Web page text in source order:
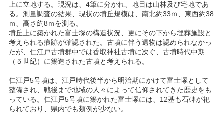
上に立地する。現況は、4筆に分かれ、地目は山林及び宅地であ
る。測量調査の結果、現状の墳丘規模は、南北約33ｍ、東西約38
ｍ、高さ約8ｍを測る。
墳丘上に築かれた富士塚の構造状況、更にその下から埋葬施設と
考えられる痕跡が確認された。古墳に伴う遺物は認められなかっ
たが、仁江戸古墳群中では香取神社古墳に次ぐ、古墳時代中期
（５世紀）に築造された古墳と考えられる。
仁江戸5号墳は、江戸時代後半から明治期にかけて富士塚として
整備され、戦後まで地域の人々によって信仰されてきた歴史をも
っている。仁江戸5号墳に築かれた富士塚には、12基も石碑が祀
られており、県内でも類例が少ない。